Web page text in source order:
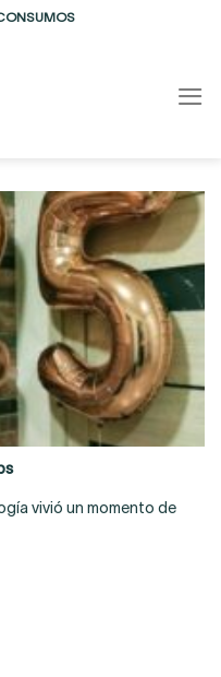
vivió un momento de